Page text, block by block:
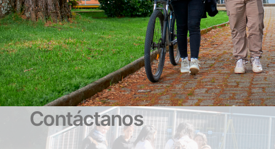
Contáctanos